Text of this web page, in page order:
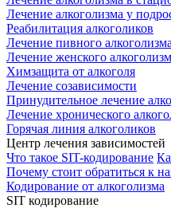
Лечение алкоголизма у
Реабилитация алкоголиков
Лечение пивного алкоголизма
Лечение женского
Химзащита от алкоголя
Лечение созависимости
Принудительное лечение
Лечение хронического
Горячая линия алкоголиков
Центр лечения зависимостей
Что такое SIT-кодирование
Почему стоит обратиться к
Кодирование от алкоголизма
SIT кодирование